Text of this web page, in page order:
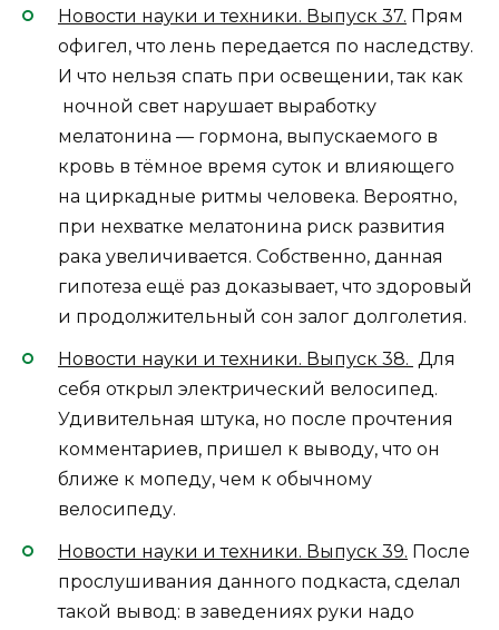
Новости науки и техники. Выпуск 37. Прям
офигел, что лень передается по наследству.
И что нельзя спать при освещении, так как
ночной свет нарушает выработку
мелатонина — гормона, выпускаемого в
кровь в тёмное время суток и влияющего
на циркадные ритмы человека. Вероятно,
при нехватке мелатонина риск развития
рака увеличивается. Собственно, данная
гипотеза ещё раз доказывает, что здоровый
и продолжительный сон залог долголетия.
Новости науки и техники. Выпуск 38. Для
себя открыл электрический велосипед.
Удивительная штука, но после прочтения
комментариев, пришел к выводу, что он
ближе к мопеду, чем к обычному
велосипеду.
Новости науки и техники. Выпуск 39. После
прослушивания данного подкаста, сделал
такой вывод: в заведениях руки надо